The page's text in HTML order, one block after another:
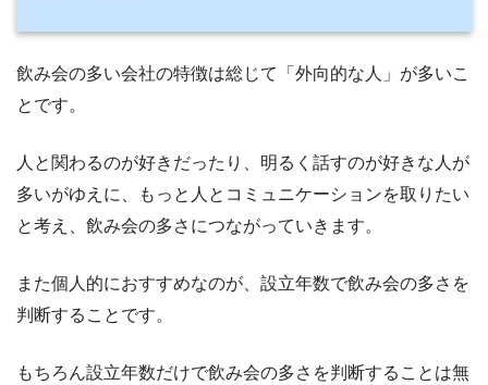
飲み会の多い会社の特徴は総じて「外向的な人」が多いこ
とです。
人と関わるのが好きだったり、明るく話すのが好きな人が
多いがゆえに、もっと人とコミュニケーションを取りたい
と考え、飲み会の多さにつながっていきます。
また個人的におすすめなのが、設立年数で飲み会の多さを
判断することです。
もちろん設立年数だけで飲み会の多さを判断することは無